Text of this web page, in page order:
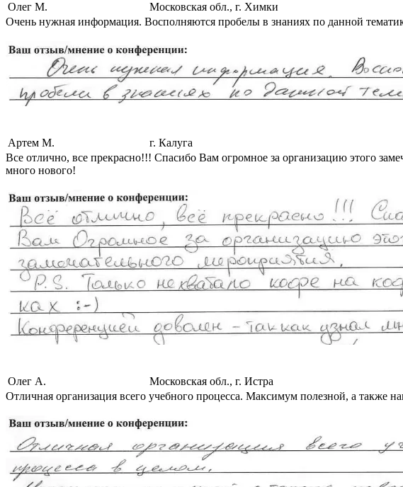
Олег М.
Московская обл., г. Химки
Очень нужная информация. Восполняются пробелы в знаниях по данной
Артем М.
г. Калуга
Все отлично, все прекрасно!!! Спасибо Вам огромное за организацию этого
много нового!
Олег А.
Московская обл., г. Истра
Отличная организация всего учебного процесса. Максимум полезной, а